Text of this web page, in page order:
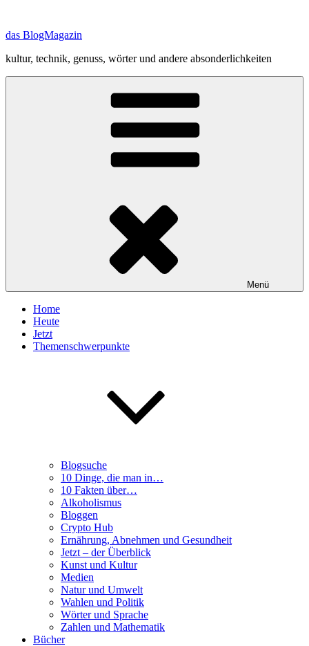
springen
das BlogMagazin
kultur, technik, genuss, wörter und andere absonderlichkeiten
Menü
Home
Heute
Jetzt
Themenschwerpunkte
Blogsuche
10 Dinge, die man in…
10 Fakten über…
Alkoholismus
Bloggen
Crypto Hub
Ernährung, Abnehmen und Gesundheit
Jetzt – der Überblick
Kunst und Kultur
Medien
Natur und Umwelt
Wahlen und Politik
Wörter und Sprache
Zahlen und Mathematik
Bücher